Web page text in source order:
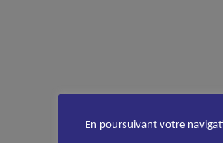
En poursuivant votre